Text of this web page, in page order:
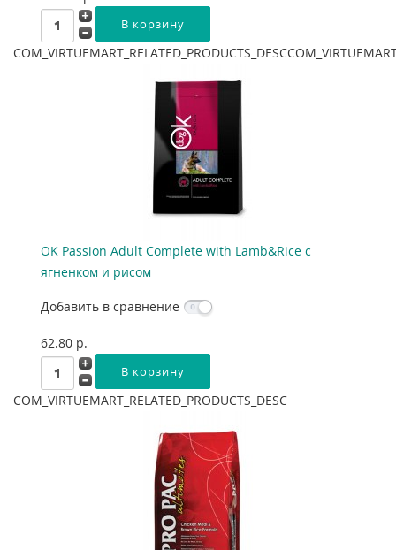
OK Passion Adult Complete with Lamb&Rice с
ягненком и рисом
Добавить в сравнение
62.80 p.
COM_VIRTUEMART_RELATED_PRODUCTS_DESC